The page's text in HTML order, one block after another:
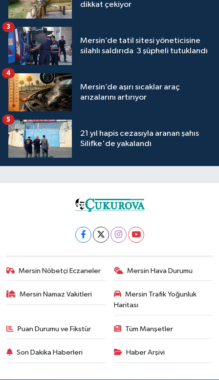
dikkat çekiyor
Mersin’de tatil sitesi yöneticisine
silahlı saldırıda 3 şüpheli tutuklandı
3
Mersin’de aşırı sıcaklar araç
arızalarını artırıyor
4
21 yıl hapis cezasıyla aranan şahıs
Silifke'de yakalandı
5
Mersin Nöbetçi Eczaneler Mersin Hava Durumu
Mersin Namaz Vakitleri
Mersin Trafik Yoğunluk
Haritası
Puan Durumu ve Fikstür Tüm Manşetler
Son Dakika Haberleri Haber Arşivi